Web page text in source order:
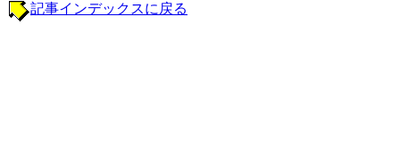
記事インデックスに戻る